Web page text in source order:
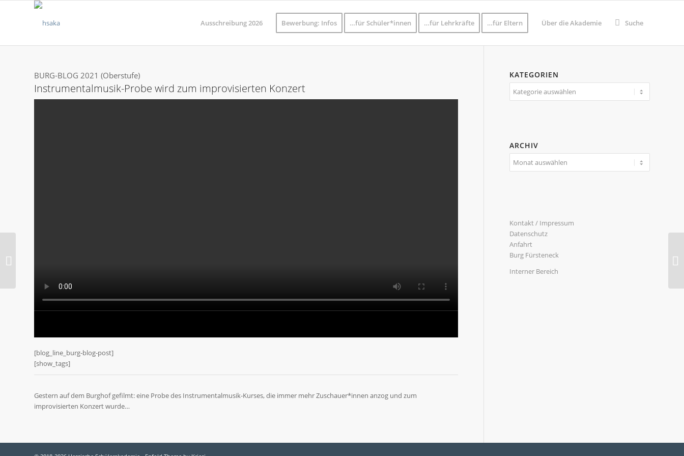
Ausschreibung 2026 Bewerbung: Infos …für Schüler*innen …für Lehrkräfte …für Eltern Über die Akademie Suche
BURG-BLOG 2021 (Oberstufe)
Instrumentalmusik-Probe wird zum improvisierten Konzert
[blog_line_burg-blog-post]
[show_tags]
Gestern auf dem Burghof gefilmt: eine Probe des Instrumentalmusik-Kurses, die immer mehr Zuschauer*innen anzog und zum
improvisierten Konzert wurde…
KATEGORIEN
Kategorien
ARCHIV
Kontakt / Impressum
Datenschutz
Anfahrt
Burg Fürsteneck
Interner Bereich